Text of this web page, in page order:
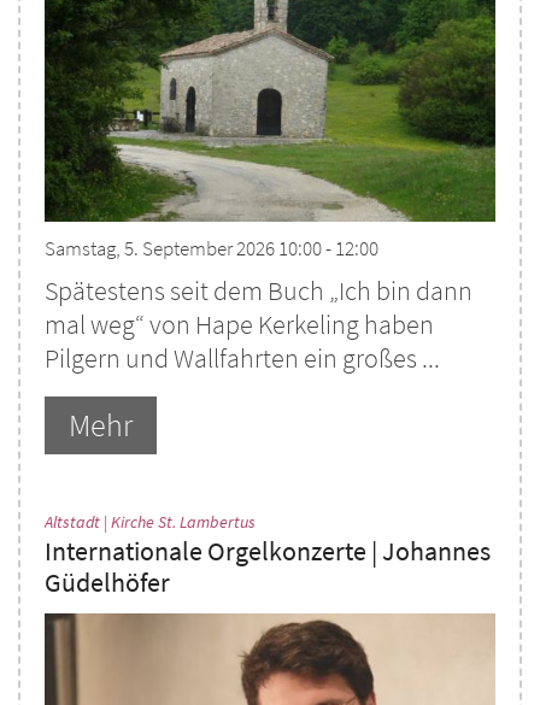
Samstag, 5. September 2026 10:00 - 12:00
Spätestens seit dem Buch „Ich bin dann
mal weg“ von Hape Kerkeling haben
Pilgern und Wallfahrten ein großes ...
Mehr
Altstadt | Kirche St. Lambertus
Internationale Orgelkonzerte | Johannes
Güdelhöfer